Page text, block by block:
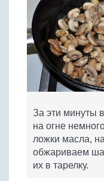
За эти минуты
на огне
ложки масла,
обжариваем
их в тарелку.